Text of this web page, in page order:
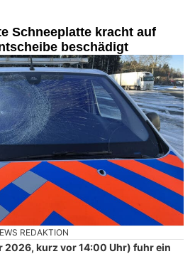
Schneeplatte kracht auf
beschädigt
REDAKTION
2026, kurz vor 14:00 Uhr) fuhr ein